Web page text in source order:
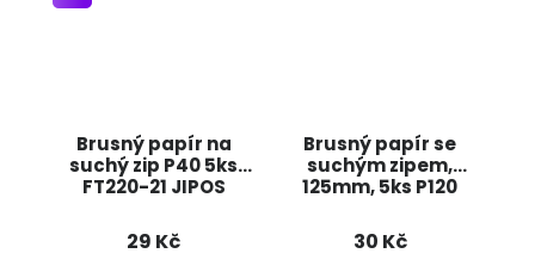
Brusný papír na
suchý zip P40 5ks
FT220-21 JIPOS
29 Kč
Brusný papír se
suchým zipem,
125mm, 5ks P120
30 Kč